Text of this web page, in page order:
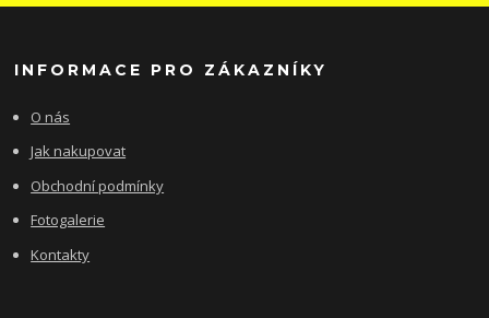
INFORMACE PRO ZÁKAZNÍKY
O nás
Jak nakupovat
Obchodní podmínky
Fotogalerie
Kontakty